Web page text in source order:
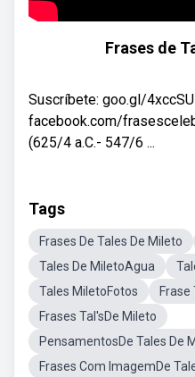
Frases de
Suscríbete: goo.gl/
facebook.com/
(625/4 a.C.- 547/6 ...
Tags
Frases De Tales De Mileto
Tales De MiletoAgua
Tales MiletoFotos
Frase
Frases Tal'sDe Mileto
PensamentosDe Tales De
Frases Com ImagemDe